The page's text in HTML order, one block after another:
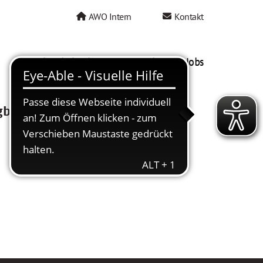
AWO Intern Kontakt
AWO als Arbeitgeber Mein AWO Jobs